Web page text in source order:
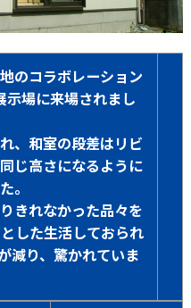
のコラボレーション
示場に来場されまし
、和室の段差はリビ
じ高さになるように
。
きれなかった品々を
した生活しておられ
減り、驚かれていま